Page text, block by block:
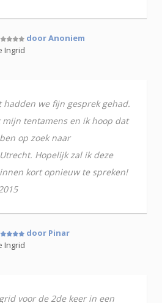
door Anoniem
Ingrid
hadden we fijn gesprek gehad.
mijn tentamens en ik hoop dat
op zoek naar
Hopelijk zal ik deze
kort opnieuw te spreken!
door Pinar
Ingrid
voor de 2de keer in een